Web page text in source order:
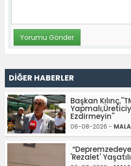
DİĞER HABERLER
Başkan
Ezdirmeyin''
06-08-2026 -
'Rezalet'